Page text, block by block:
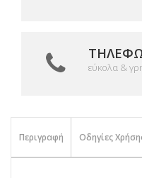
εύκολα &
Περιγραφή Οδηγίες